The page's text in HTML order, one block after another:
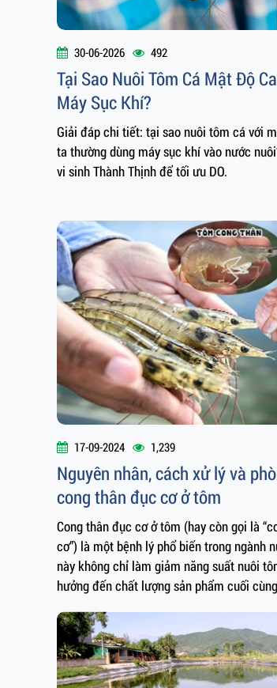
30-06-2026 492
Tại Sao Nuôi Tôm Cá Mật Độ
Máy Sục Khí?
Giải đáp chi tiết: tại sao nuôi tôm cá với
ta thường dùng máy sục khí vào nước
vi sinh Thành Thịnh để tối ưu DO.
17-09-2024 1,239
Nguyên nhân, cách xử lý và
cong thân đục cơ ở tôm
Cong thân đục cơ ở tôm (hay còn gọi là
cơ”) là một bệnh lý phổ biến trong ngành
này không chỉ làm giảm năng suất nuôi
hưởng đến chất lượng sản phẩm cuối